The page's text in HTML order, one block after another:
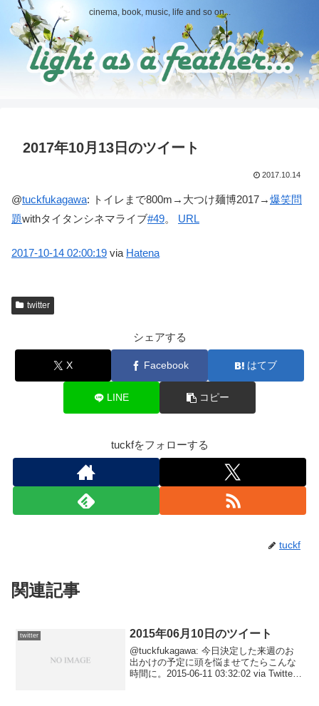
cinema, book, music, life and so on...
2017年10月13日のツイート
2017.10.14
@tuckfukagawa: トイレまで800m→大つけ麺博2017→爆笑問
題withタイタンシネマライブ#49。 URL
2017-10-14 02:00:19 via Hatena
twitter
シェアする
X Facebook はてブ
LINE コピー
tuckfをフォローする
tuckf
関連記事
twitter 2015年06月10日のツイート
@tuckfukagawa: 今日決定した来週のお
出かけの予定に頭を悩ませてたらこんな
時間に。2015-06-11 03:32:02 via Twitter